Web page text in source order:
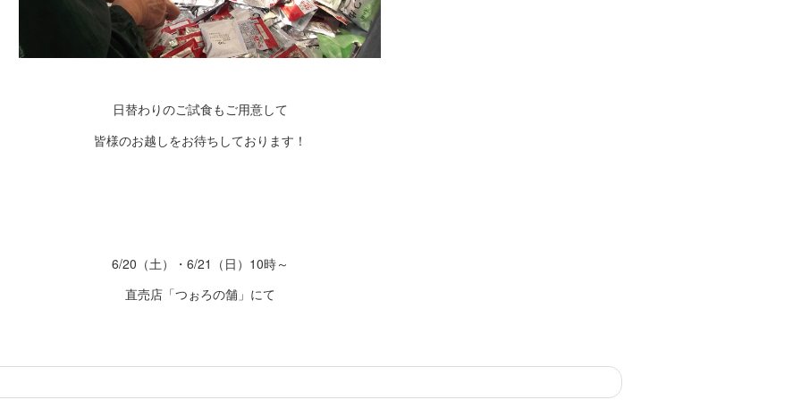
日替わりのご試食もご用意して
皆様のお越しをお待ちしております！
6/20（土）・6/21（日）10時～
直売店「つぉろの舗」にて